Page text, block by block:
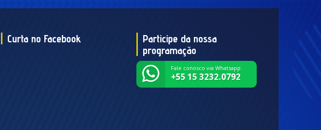
Curta no Facebook
Participe da nossa
programação
Fale conosco via Whatsapp:
+55 15 3232.0792